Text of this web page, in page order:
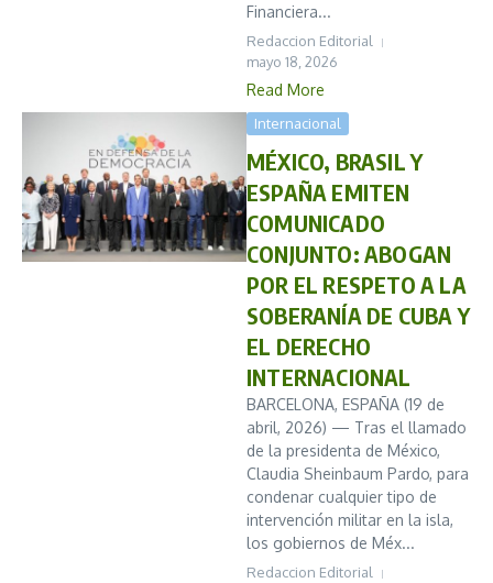
Financiera...
Redaccion Editorial
mayo 18, 2026
Read More
Internacional
MÉXICO, BRASIL Y
ESPAÑA EMITEN
COMUNICADO
CONJUNTO: ABOGAN
POR EL RESPETO A LA
SOBERANÍA DE CUBA Y
EL DERECHO
INTERNACIONAL
BARCELONA, ESPAÑA (19 de
abril, 2026) — Tras el llamado
de la presidenta de México,
Claudia Sheinbaum Pardo, para
condenar cualquier tipo de
intervención militar en la isla,
los gobiernos de Méx...
Redaccion Editorial